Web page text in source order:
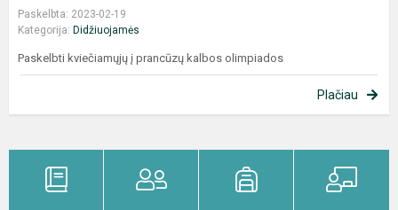
Paskelbta: 2023-02-19
Kategorija: Didžiuojamės
Paskelbti kviečiamųjų į prancūzų kalbos olimpiados
Plačiau